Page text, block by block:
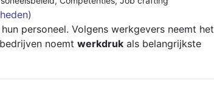
personeel. Volgens werkgevers neemt het
noemt werkdruk als belangrijkste